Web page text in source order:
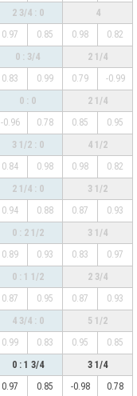
2 3/4 : 0
4
0.97
0.85 0.98 0.82
0 : 3/4
2 1/4
0.83
0.99 0.79 -0.99
0 : 0
2 1/4
-0.96
0.78 0.85 0.95
3 1/2 : 0
4 1/2
0.84
0.98 0.98 0.82
2 1/4 : 0
3 1/2
0.94
0.88 0.87 0.93
0 : 2 1/2
3 1/4
0.89
0.93 0.83 0.97
0 : 1 1/2
2 3/4
0.87
0.95 0.87 0.93
4 3/4 : 0
5 1/2
0.99
0.83 0.95 0.85
0 : 1 3/4
3 1/4
0.97
0.85 -0.98 0.78